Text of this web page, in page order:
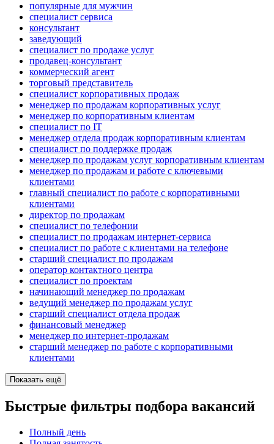
популярные для мужчин
специалист сервиса
консультант
заведующий
специалист по продаже услуг
продавец-консультант
коммерческий агент
торговый представитель
специалист корпоративных продаж
менеджер по продажам корпоративных услуг
менеджер по корпоративным клиентам
специалист по IT
менеджер отдела продаж корпоративным клиентам
специалист по поддержке продаж
менеджер по продажам услуг корпоративным клиентам
менеджер по продажам и работе с ключевыми
клиентами
главный специалист по работе с корпоративными
клиентами
директор по продажам
специалист по телефонии
специалист по продажам интернет-сервиса
специалист по работе с клиентами на телефоне
старший специалист по продажам
оператор контактного центра
специалист по проектам
начинающий менеджер по продажам
ведущий менеджер по продажам услуг
старший специалист отдела продаж
финансовый менеджер
менеджер по интернет-продажам
старший менеджер по работе с корпоративными
клиентами
Показать ещё
Быстрые фильтры подбора вакансий
Полный день